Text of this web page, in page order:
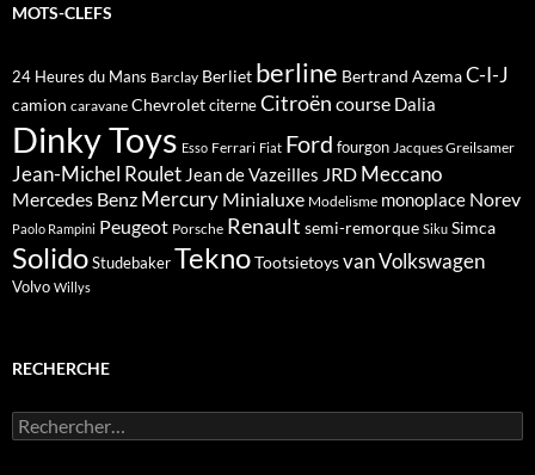
MOTS-CLEFS
24 Heures du Mans Barclay Berliet berline Bertrand AzemaC-I-J
camion caravane ChevroletciterneCitroën course Dalia
Dinky Toys Esso Ferrari Fiat Ford fourgon Jacques Greilsamer
Jean-Michel Roulet Jean de Vazeilles JRD Meccano
Mercedes Benz Mercury Minialuxe Modelisme monoplace Norev
Paolo Rampini Peugeot Porsche Renault semi-remorque Siku Simca
SolidoStudebakerTeknoTootsietoysvanVolkswagen
Volvo Willys
RECHERCHE
Rechercher :